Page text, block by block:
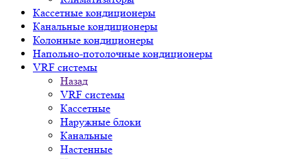
Кассетные кондиционеры
Канальные кондиционеры
Колонные кондиционеры
Напольно-потолочные кондиционеры
VRF системы
Назад
VRF системы
Кассетные
Наружные блоки
Канальные
Настенные